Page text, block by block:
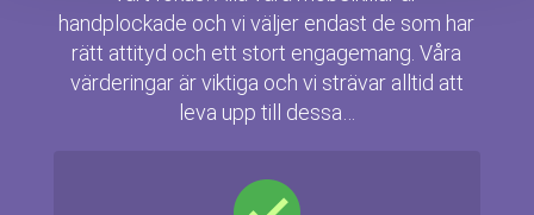
handplockade och vi väljer endast de som har
rätt attityd och ett stort engagemang. Våra
värderingar är viktiga och vi strävar alltid att
leva upp till dessa…